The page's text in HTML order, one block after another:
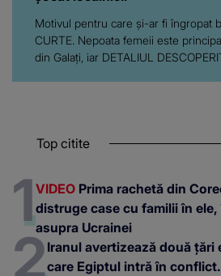
Motivul pentru care și-ar fi îngropat
CURTE. Nepoata femeii este
din Galați, iar DETALIUL
Top citite
VIDEO Prima rachetă din
distruge case cu familii în
asupra Ucrainei
Iranul avertizează două țări
care Egiptul intră în